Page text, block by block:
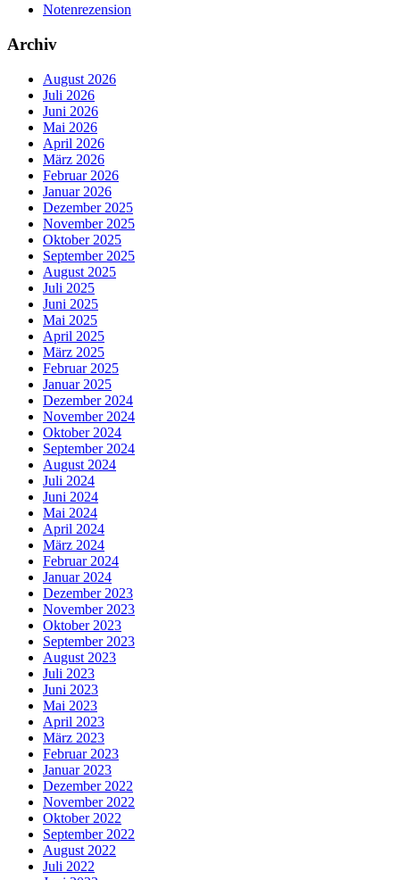
Notenrezension
Archiv
August 2026
Juli 2026
Juni 2026
Mai 2026
April 2026
März 2026
Februar 2026
Januar 2026
Dezember 2025
November 2025
Oktober 2025
September 2025
August 2025
Juli 2025
Juni 2025
Mai 2025
April 2025
März 2025
Februar 2025
Januar 2025
Dezember 2024
November 2024
Oktober 2024
September 2024
August 2024
Juli 2024
Juni 2024
Mai 2024
April 2024
März 2024
Februar 2024
Januar 2024
Dezember 2023
November 2023
Oktober 2023
September 2023
August 2023
Juli 2023
Juni 2023
Mai 2023
April 2023
März 2023
Februar 2023
Januar 2023
Dezember 2022
November 2022
Oktober 2022
September 2022
August 2022
Juli 2022